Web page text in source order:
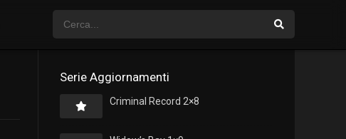
Serie Aggiornamenti
Criminal Record 2×8